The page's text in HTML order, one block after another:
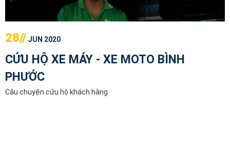
28// JUN 2020
CỨU HỘ XE MÁY - XE MOTO BÌNH
PHƯỚC
Câu chuyện cứu hộ khách hàng